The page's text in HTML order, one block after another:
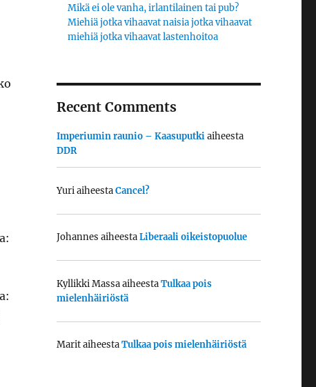
Mikä ei ole vanha, irlantilainen tai pub?
Miehiä jotka vihaavat naisia jotka vihaavat
miehiä jotka vihaavat lastenhoitoa
Recent Comments
Imperiumin raunio – Kaasuputkiaiheesta
DDR
YuriaiheestaCancel?
Johannes aiheestaLiberaali oikeistopuolue
Kyllikki MassaaiheestaTulkaa pois
mielenhäiriöstä
MaritaiheestaTulkaa pois mielenhäiriöstä